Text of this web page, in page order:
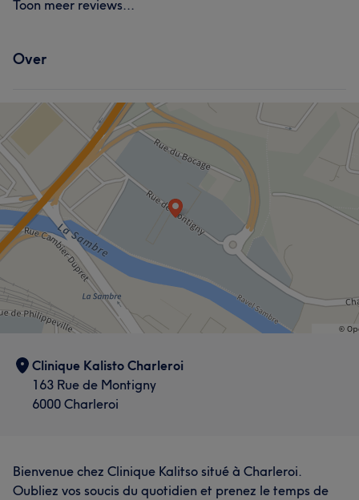
Toon meer reviews...
Over
Clinique Kalisto Charleroi
163 Rue de Montigny
6000 Charleroi
Bienvenue chez Clinique Kalitso situé à Charleroi.
Oubliez vos soucis du quotidien et prenez le temps de